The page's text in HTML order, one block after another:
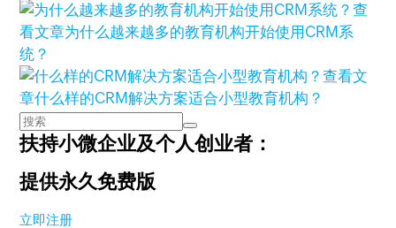
查
看文章为什么越来越多的教育机构开始使用CRM系
统？
查看文
章什么样的CRM解决方案适合小型教育机构？
扶持小微企业及个人创业者：
提供永久免费版
立即注册